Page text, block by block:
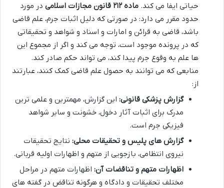
حیاتی ایفا می کند. ماده ۲۱۲ قانون مجازات اسلامی
در مورد
حدود مقرر می دارد: در صورتی که دلیل اثبات جرم، علم قاضی
باشد، قاضی به قرائن و امارات و اسناد و شواهد و تحقیقاتی
که در پرونده موجود است، توجه می کند و اگر از مجموع این
ها علم به وقوع جرم پیدا کند، می تواند حکم صادر کند.
منابعی که می توانند به حصول علم قاضی کمک کنند، عبارتند
از:
گزارش پزشکی قانونی: این گزارش، مهمترین و علمی ترین
مدرک برای اثبات آثار دخول، خشونت و سایر شواهد
فیزیکی جرم است.
گزارش های پلیس و تحقیقات محلی: نتایج تحقیقات
نیروی انتظامی، بازجویی از متهم و اظهارات اولیه قربانی.
اظهارات متهم و تناقضات آن: اظهارات متهم در مراحل
مختلف تحقیقات و دادگاه و هرگونه تناقض در گفته های